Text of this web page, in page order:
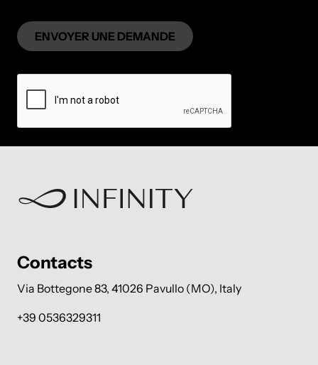
Contacts
Via Bottegone 83, 41026 Pavullo (MO), Italy
+39 0536329311